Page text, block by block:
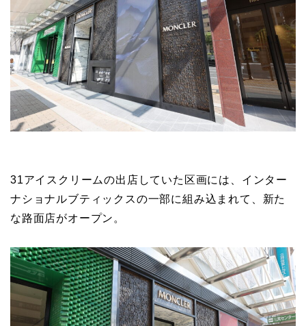
31アイスクリームの出店していた区画には、インター
ナショナルブティックスの一部に組み込まれて、新た
な路面店がオープン。